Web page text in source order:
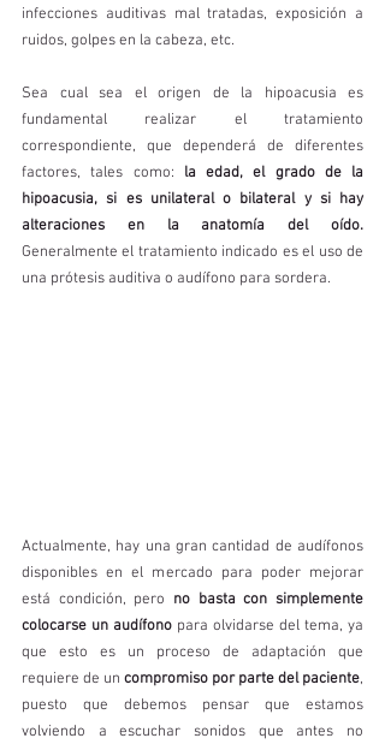
infecciones auditivas mal tratadas, exposición a
ruidos, golpes en la cabeza, etc.
Sea cual sea el origen de la hipoacusia es
fundamental realizar el tratamiento
correspondiente, que dependerá de diferentes
factores, tales como: la edad, el grado de la
hipoacusia, si es unilateral o bilateral y si hay
alteraciones en la anatomía del oído.
Generalmente el tratamiento indicado es el uso de
una prótesis auditiva o audífono para sordera.
Actualmente, hay una gran cantidad de audífonos
disponibles en el mercado para poder mejorar
está condición, pero no basta con simplemente
colocarse un audífono para olvidarse del tema, ya
que esto es un proceso de adaptación que
requiere de un compromiso por parte del paciente,
puesto que debemos pensar que estamos
volviendo a escuchar sonidos que antes no